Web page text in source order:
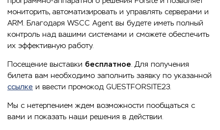
мониторить, автоматизировать и управлять серверами и
ARM. Благодаря WSCC Agent вы будете иметь полный
контроль над вашими системами и сможете обеспечить
их эффективную работу.
Посещение выставки бесплатное. Для получения
билета вам необходимо заполнить заявку по указанной
ссылке и ввести промокод GUESTFORSITE23.
Мы с нетерпением ждем возможности пообщаться с
вами и показать наши решения в действии.